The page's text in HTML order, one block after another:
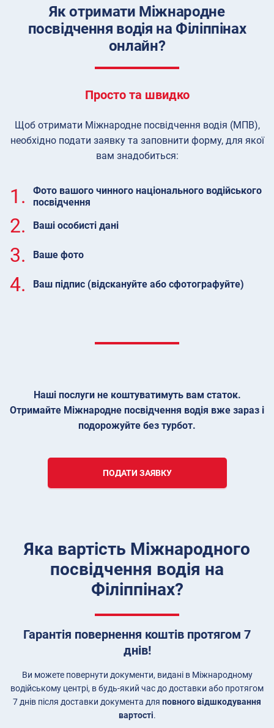
Як отримати Міжнародне
посвідчення водія на Філіппінах
онлайн?
Просто та швидко
Щоб отримати Міжнародне посвідчення водія (МПВ),
необхідно подати заявку та заповнити форму, для якої
вам знадобиться:
1.
Фото вашого чинного національного водійського
посвідчення
2. Ваші особисті дані
3. Ваше фото
4. Ваш підпис (відскануйте або сфотографуйте)
Наші послуги не коштуватимуть вам статок.
Отримайте Міжнародне посвідчення водія вже зараз і
подорожуйте без турбот.
ПОДАТИ ЗАЯВКУ
Яка вартість Міжнародного
посвідчення водія на
Філіппінах?
Гарантія повернення коштів протягом 7
днів!
Ви можете повернути документи, видані в Міжнародному
водійському центрі, в будь-який час до доставки або протягом
7 днів після доставки документа для повного відшкодування
вартості.